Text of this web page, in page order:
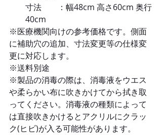
寸法　　：幅48cm 高さ60cm 奥行
40cm
※医療機関向けの参考価格です。側面
に補助穴の追加、寸法変更等の仕様変
更に対応します。
※送料別途
※製品の消毒の際は、消毒液をウエス
や柔らかい布に吹きかけてから拭き取
ってください。消毒液の種類によって
は直接吹きかけるとアクリルにクラッ
ク(ヒビ)が入る可能性があります。